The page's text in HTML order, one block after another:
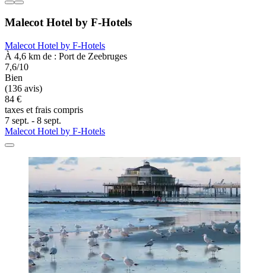
Malecot Hotel by F-Hotels
Malecot Hotel by F-Hotels
À 4,6 km de : Port de Zeebruges
7,6/10
Bien
(136 avis)
84 €
taxes et frais compris
7 sept. - 8 sept.
Malecot Hotel by F-Hotels